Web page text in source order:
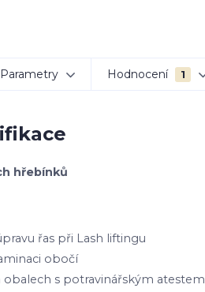
Parametry Hodnocení 1
hřebínků
řas při Lash liftingu
obočí
s potravinářským atestem